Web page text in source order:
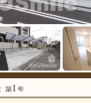
築1 年